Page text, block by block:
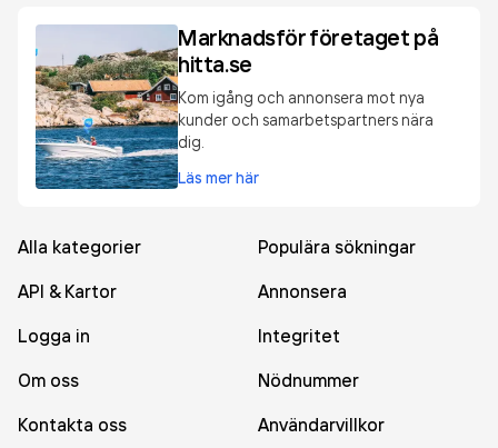
Marknadsför företaget på
hitta.se
Kom igång och annonsera mot nya
kunder och samarbetspartners nära
dig.
Läs mer här
Alla kategorier
Populära sökningar
API & Kartor
Annonsera
Logga in
Integritet
Om oss
Nödnummer
Kontakta oss
Användarvillkor